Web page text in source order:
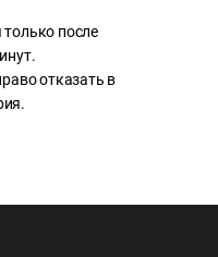
после
отказать в